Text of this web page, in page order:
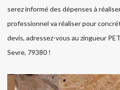
serez informé des dépenses à
professionnel va réaliser pour
devis, adressez-vous au zingueur
Sevre, 79380 !